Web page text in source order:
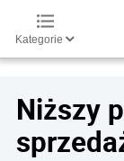
Kategorie
Niższy